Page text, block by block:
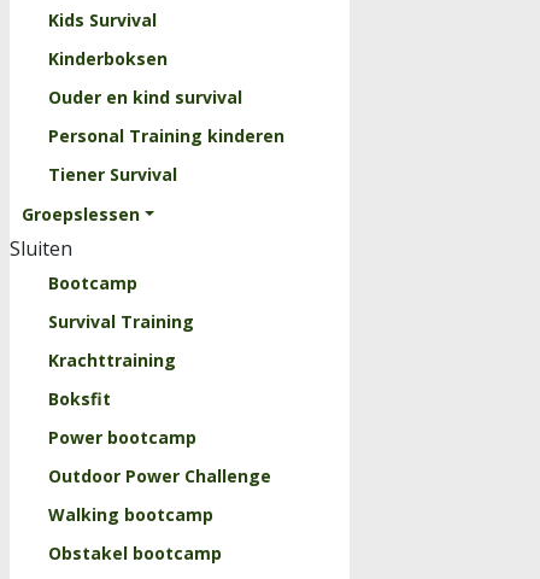
Kids Survival
Kinderboksen
Ouder en kind survival
Personal Training kinderen
Tiener Survival
Groepslessen
Sluiten
Bootcamp
Survival Training
Krachttraining
Boksfit
Power bootcamp
Outdoor Power Challenge
Walking bootcamp
Obstakel bootcamp